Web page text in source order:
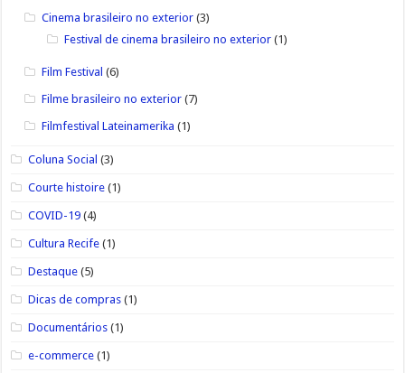
Cinema brasileiro no exterior (3)
Festival de cinema brasileiro no exterior (1)
Film Festival (6)
Filme brasileiro no exterior (7)
Filmfestival Lateinamerika (1)
Coluna Social (3)
Courte histoire (1)
COVID-19 (4)
Cultura Recife (1)
Destaque (5)
Dicas de compras (1)
Documentários (1)
e-commerce (1)